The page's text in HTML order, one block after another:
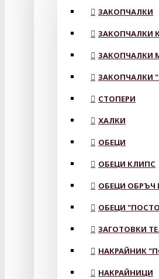
ЗАКОПЧАЛКИ
ЗАКОПЧАЛКИ
ЗАКОПЧАЛКИ
ЗАКОПЧАЛКИ
СТОПЕРИ
ХАЛКИ
ОБЕЦИ
ОБЕЦИ КЛИПС
ОБЕЦИ ОБРЪЧ
ОБЕЦИ
ЗАГОТОВКИ
НАКРАЙНИК
НАКРАЙНИЦИ